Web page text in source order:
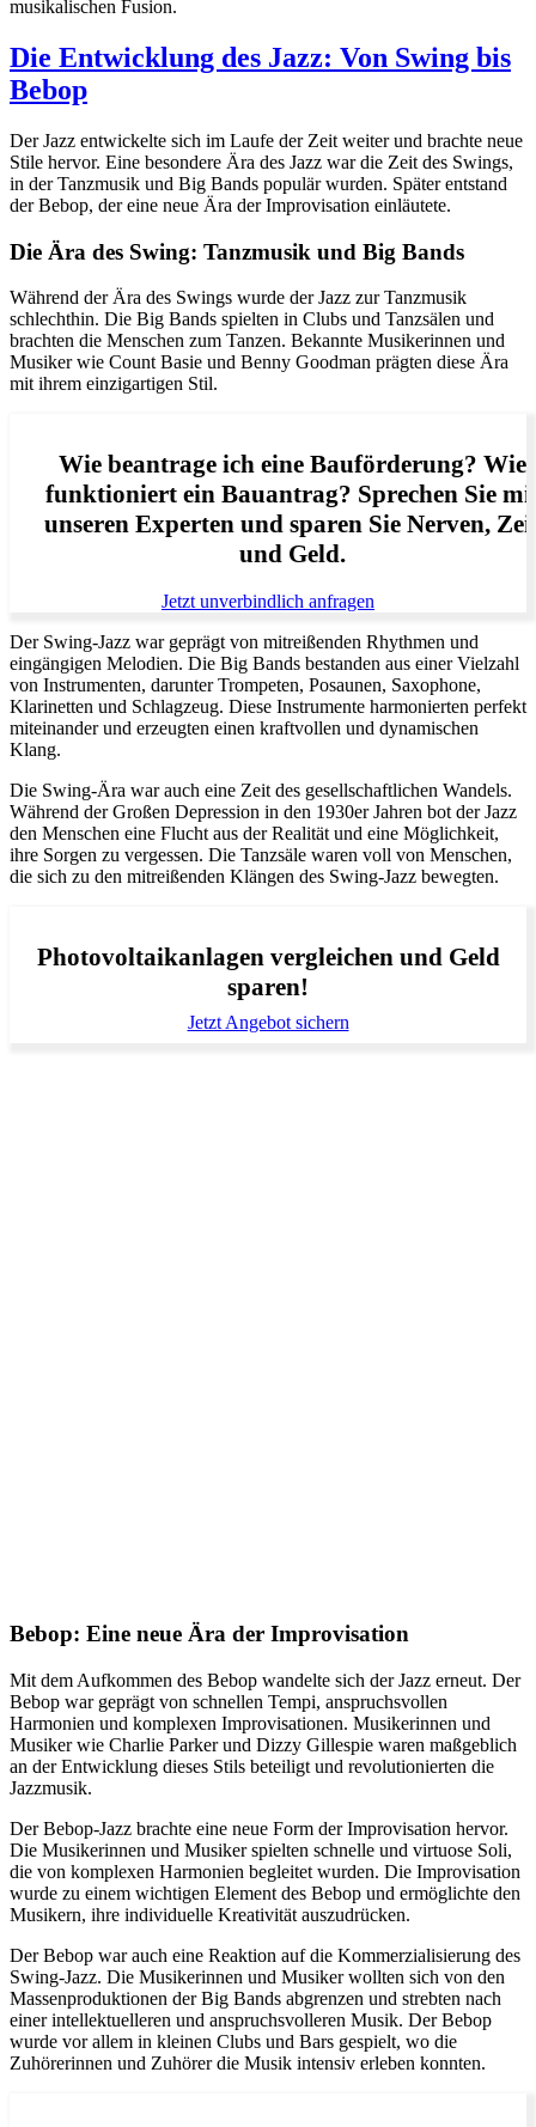
musikalischen Fusion.
Die Entwicklung des Jazz: Von Swing bis
Bebop
Der Jazz entwickelte sich im Laufe der Zeit weiter und brachte neue
Stile hervor. Eine besondere Ära des Jazz war die Zeit des Swings,
in der Tanzmusik und Big Bands populär wurden. Später entstand
der Bebop, der eine neue Ära der Improvisation einläutete.
Die Ära des Swing: Tanzmusik und Big Bands
Während der Ära des Swings wurde der Jazz zur Tanzmusik
schlechthin. Die Big Bands spielten in Clubs und Tanzsälen und
brachten die Menschen zum Tanzen. Bekannte Musikerinnen und
Musiker wie Count Basie und Benny Goodman prägten diese Ära
mit ihrem einzigartigen Stil.
Wie beantrage ich eine Bauförderung? Wie
funktioniert ein Bauantrag? Sprechen Sie
unseren Experten und sparen Sie Nerven,
und Geld.
Jetzt unverbindlich anfragen
Der Swing-Jazz war geprägt von mitreißenden Rhythmen und
eingängigen Melodien. Die Big Bands bestanden aus einer Vielzahl
von Instrumenten, darunter Trompeten, Posaunen, Saxophone,
Klarinetten und Schlagzeug. Diese Instrumente harmonierten perfekt
miteinander und erzeugten einen kraftvollen und dynamischen
Klang.
Die Swing-Ära war auch eine Zeit des gesellschaftlichen Wandels.
Während der Großen Depression in den 1930er Jahren bot der Jazz
den Menschen eine Flucht aus der Realität und eine Möglichkeit,
ihre Sorgen zu vergessen. Die Tanzsäle waren voll von Menschen,
die sich zu den mitreißenden Klängen des Swing-Jazz bewegten.
Photovoltaikanlagen vergleichen und Geld
sparen!
Jetzt Angebot sichern
Bebop: Eine neue Ära der Improvisation
Mit dem Aufkommen des Bebop wandelte sich der Jazz erneut. Der
Bebop war geprägt von schnellen Tempi, anspruchsvollen
Harmonien und komplexen Improvisationen. Musikerinnen und
Musiker wie Charlie Parker und Dizzy Gillespie waren maßgeblich
an der Entwicklung dieses Stils beteiligt und revolutionierten die
Jazzmusik.
Der Bebop-Jazz brachte eine neue Form der Improvisation hervor.
Die Musikerinnen und Musiker spielten schnelle und virtuose Soli,
die von komplexen Harmonien begleitet wurden. Die Improvisation
wurde zu einem wichtigen Element des Bebop und ermöglichte den
Musikern, ihre individuelle Kreativität auszudrücken.
Der Bebop war auch eine Reaktion auf die Kommerzialisierung des
Swing-Jazz. Die Musikerinnen und Musiker wollten sich von den
Massenproduktionen der Big Bands abgrenzen und strebten nach
einer intellektuelleren und anspruchsvolleren Musik. Der Bebop
wurde vor allem in kleinen Clubs und Bars gespielt, wo die
Zuhörerinnen und Zuhörer die Musik intensiv erleben konnten.